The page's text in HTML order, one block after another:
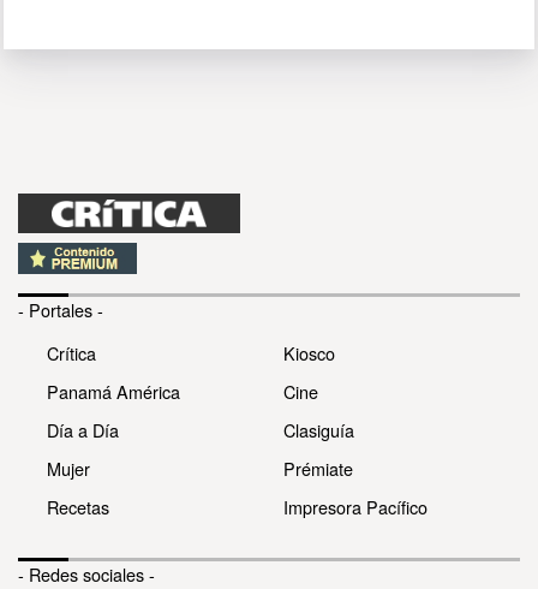
- Portales -
Crítica
Panamá América
Día a Día
Mujer
Recetas
Kiosco
Cine
Clasiguía
Prémiate
Impresora Pacífico
- Redes sociales -